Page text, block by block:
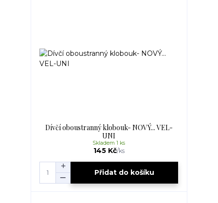
Dívčí oboustranný klobouk- NOVÝ... VEL-
UNI
145 Kč/ks
Skladem 1 ks
Přidat do košíku